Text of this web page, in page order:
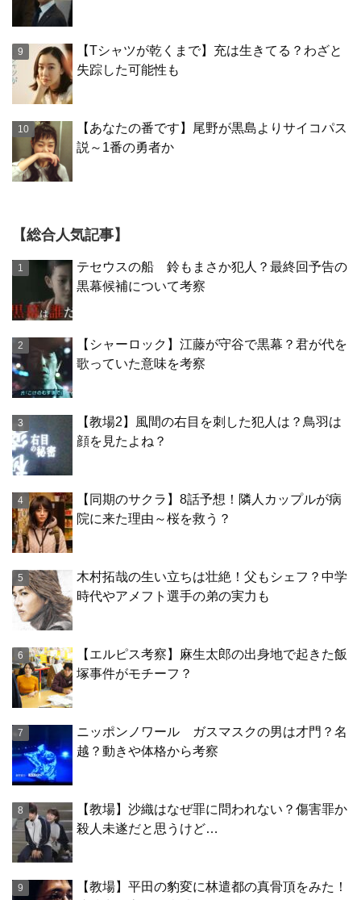
【Tシャツが乾くまで】充は生きてる？わざと
失踪した可能性も
【あなたの番です】尾野が黒島よりサイコパス
説～1番の勇者か
【総合人気記事】
テセウスの船 鈴もまさか犯人？最終回予告の
黒幕候補について考察
【シャーロック】江藤が守谷で黒幕？君が代を
歌っていた意味を考察
【教場2】風間の右目を刺した犯人は？鳥羽は
顔を見たよね？
【同期のサクラ】8話予想！隣人カップルが病
院に来た理由～桜を救う？
木村拓哉の生い立ちは壮絶！父もシェフ？中学
時代やアメフト選手の弟の実力も
【エルピス考察】麻生太郎の出身地で起きた飯
塚事件がモチーフ？
ニッポンノワール ガスマスクの男は才門？名
越？動きや体格から考察
【教場】沙織はなぜ罪に問われない？傷害罪か
殺人未遂だと思うけど…
【教場】平田の豹変に林遣都の真骨頂をみた！